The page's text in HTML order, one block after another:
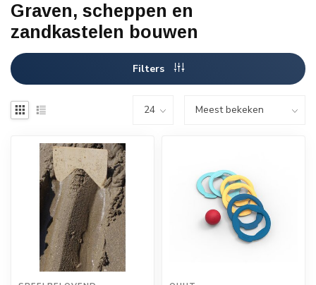
Graven, scheppen en
zandkastelen bouwen
Filters